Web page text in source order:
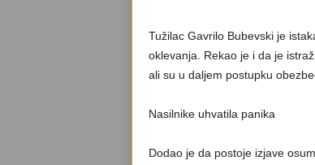
Tužilac Gavrilo Bubevski je
oklevanja. Rekao je i da je
ali su u daljem postupku
Nasilnike uhvatila panika
Dodao je da postoje izjave